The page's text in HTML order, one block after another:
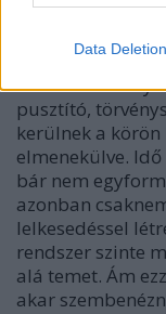
Data Deletion
E rendszernek
utóbb érintő
rovására
pusztító,
kerülnek a
elmenekülve. Idő
bár nem
azonban
lelkesedéssel
rendszer szinte
alá temet. Ám
akar